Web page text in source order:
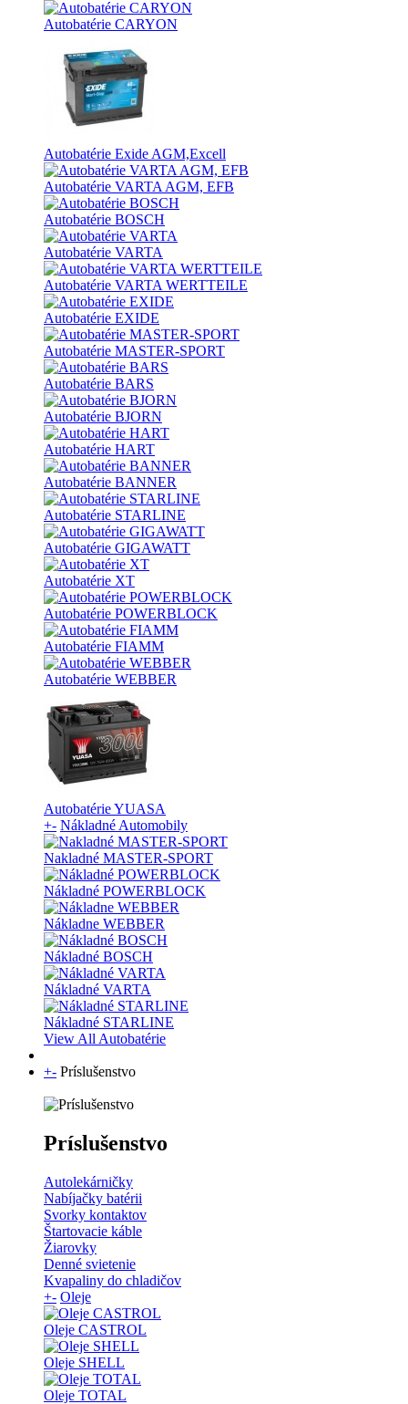
Autobatérie CARYON
Autobatérie Exide AGM,Excell
Autobatérie VARTA AGM, EFB
Autobatérie BOSCH
Autobatérie VARTA
Autobatérie VARTA WERTTEILE
Autobatérie EXIDE
Autobatérie MASTER-SPORT
Autobatérie BARS
Autobatérie BJORN
Autobatérie HART
Autobatérie BANNER
Autobatérie STARLINE
Autobatérie GIGAWATT
Autobatérie XT
Autobatérie POWERBLOCK
Autobatérie FIAMM
Autobatérie WEBBER
Autobatérie YUASA
+- Nákladné Automobily
Nakladné MASTER-SPORT
Nákladné POWERBLOCK
Nákladne WEBBER
Nákladné BOSCH
Nákladné VARTA
Nákladné STARLINE
View All Autobatérie
+- Príslušenstvo
Príslušenstvo
Autolekárničky
Nabíjačky batérii
Svorky kontaktov
Štartovacie káble
Žiarovky
Denné svietenie
Kvapaliny do chladičov
+- Oleje
Oleje CASTROL
Oleje SHELL
Oleje TOTAL